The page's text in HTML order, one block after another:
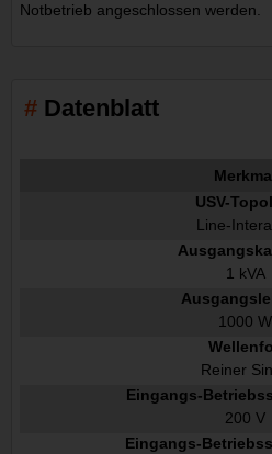
Notbetrieb angeschlossen werden.
Datenblatt
USV-
Line-
1 kVA
1000 W
Reiner
Eingangs-
200 V
Eingangs-